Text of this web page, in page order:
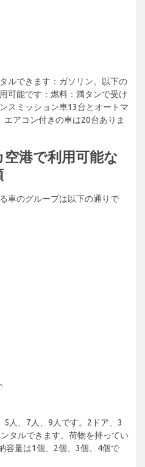
ルできます：ガソリン。以下の
可能です：燃料：満タンで受け
スミッション車13台とオートマ
アコン付きの車は20台ありま
港で利用可能な
車のグループは以下の通りで
5人、7人、9人です。2ドア、3
タルできます。荷物を持ってい
容量は1個、2個、3個、4個で